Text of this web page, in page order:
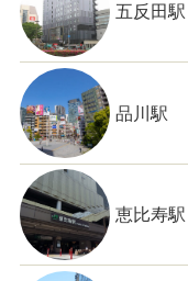
五反田駅
品川駅
恵比寿駅